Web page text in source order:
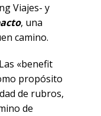
Viajes- y
, una
camino.
«benefit
propósito
de rubros,
de